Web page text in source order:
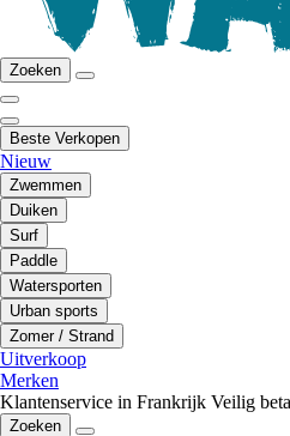
Zoeken
Beste Verkopen
Nieuw
Zwemmen
Duiken
Surf
Paddle
Watersporten
Urban sports
Zomer / Strand
Uitverkoop
Merken
Klantenservice in Frankrijk Veilig
Zoeken